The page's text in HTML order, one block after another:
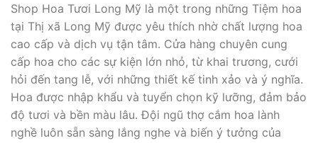
Shop Hoa Tươi Long Mỹ là một trong những Tiệm hoa
tại Thị xã Long Mỹ được yêu thích nhờ chất lượng hoa
cao cấp và dịch vụ tận tâm. Cửa hàng chuyên cung
cấp hoa cho các sự kiện lớn nhỏ, từ khai trương, cưới
hỏi đến tang lễ, với những thiết kế tinh xảo và ý nghĩa.
Hoa được nhập khẩu và tuyển chọn kỹ lưỡng, đảm bảo
độ tươi và bền màu lâu. Đội ngũ thợ cắm hoa lành
nghề luôn sẵn sàng lắng nghe và biến ý tưởng của